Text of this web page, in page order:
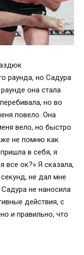
раунда, но Садура
она стала
но во
повело. Она
вело, но быстро
не помню как
в себя, я
все ок?» Я сказала,
не дал мне
Садура не наносила
действия, с
и правильно, что